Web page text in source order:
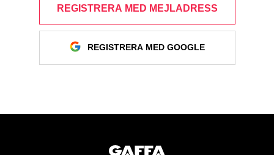
REGISTRERA MED MEJLADRESS
REGISTRERA MED GOOGLE